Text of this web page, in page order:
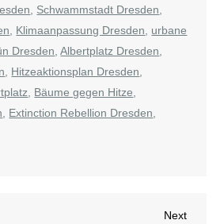
Schwammstadt Dresden
Klimaanpassung Dresden
urbane
Dresden ,Albertplatz Dresden
Hitzeaktionsplan Dresden
Bäume gegen Hitze
Extinction Rebellion Dresden
Next
Next